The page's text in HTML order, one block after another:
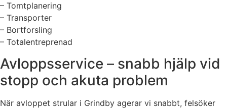
– Tomtplanering
– Transporter
– Bortforsling
– Totalentreprenad
Avloppsservice – snabb hjälp vid
stopp och akuta problem
När avloppet strular i Grindby agerar vi snabbt, felsöker